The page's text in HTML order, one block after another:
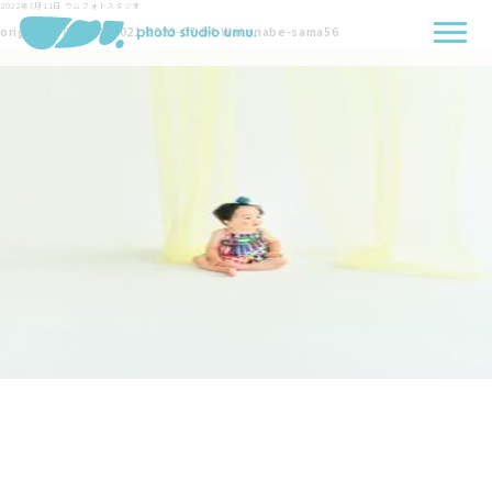
2022年7月11日 ウムフォトスタジオ
originals-8641-464021-2022-07-04-Watanabe-sama56